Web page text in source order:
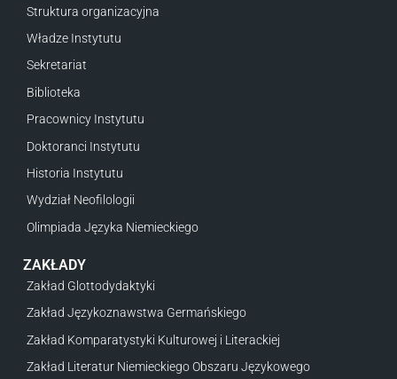
Struktura organizacyjna
Władze Instytutu
Sekretariat
Biblioteka
Pracownicy Instytutu
Doktoranci Instytutu
Historia Instytutu
Wydział Neofilologii
Olimpiada Języka Niemieckiego
ZAKŁADY
Zakład Glottodydaktyki
Zakład Językoznawstwa Germańskiego
Zakład Komparatystyki Kulturowej i Literackiej
Zakład Literatur Niemieckiego Obszaru Językowego